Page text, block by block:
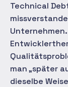
Technical
man „später
dieselbe